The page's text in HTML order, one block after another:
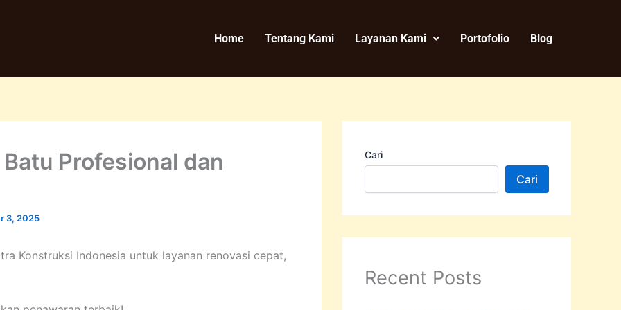
Home Tentang Kami Layanan Kami Portofolio Blog
Profesional dan
3, 2025
Konstruksi Indonesia untuk layanan renovasi cepat,
Cari
Cari
Recent Posts